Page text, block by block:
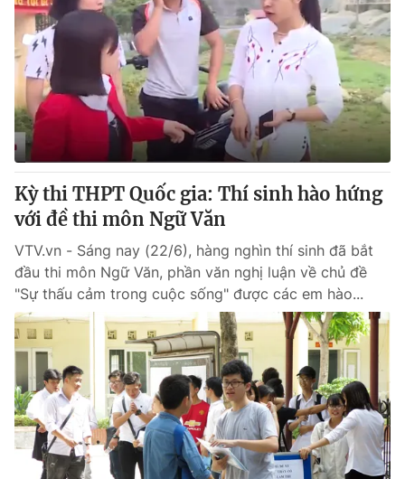
Kỳ thi THPT Quốc gia: Thí sinh hào hứng
với đề thi môn Ngữ Văn
VTV.vn - Sáng nay (22/6), hàng nghìn thí sinh đã bắt
đầu thi môn Ngữ Văn, phần văn nghị luận về chủ đề
"Sự thấu cảm trong cuộc sống" được các em hào...